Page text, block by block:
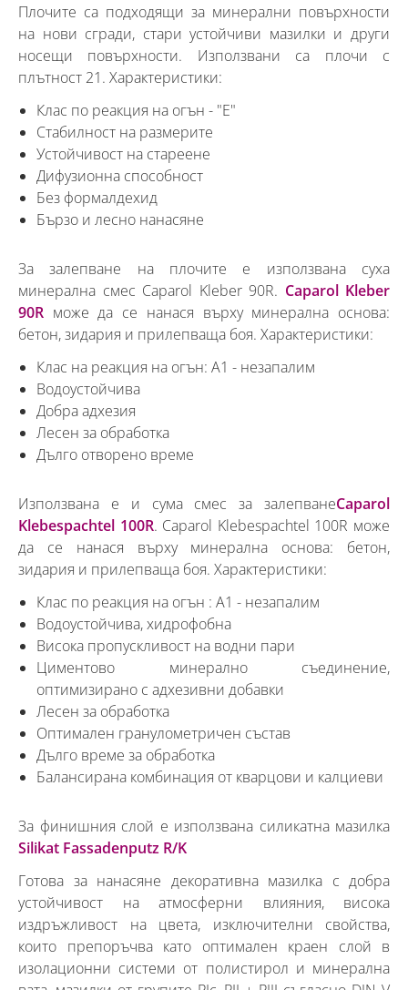
Плочите са подходящи за минерални повърхности
на нови сгради, стари устойчиви мазилки и други
носещи повърхности. Използвани са плочи с
плътност 21. Характеристики:
Клас по реакция на огън - "Е"
Стабилност на размерите
Устойчивост на стареене
Дифузионна способност
Без формалдехид
Бързо и лесно нанасяне
За залепване на плочите е използвана суха
минерална смес Caparol Kleber 90R. Caparol Kleber
90R може да се нанася върху минерална основа:
бетон, зидария и прилепваща боя. Характеристики:
Клас на реакция на огън: А1 - незапалим
Водоустойчива
Добра адхезия
Лесен за обработка
Дълго отворено време
Използвана е и сума смес за залепванеCaparol
Klebespachtel 100R. Caparol Klebespachtel 100R може
да се нанася върху минерална основа: бетон,
зидария и прилепваща боя. Характеристики:
Клас по реакция на огън : А1 - незапалим
Водоустойчива, хидрофобна
Висока пропускливост на водни пари
Циментово минерално съединение,
оптимизирано с адхезивни добавки
Лесен за обработка
Оптимален гранулометричен състав
Дълго време за обработка
Балансирана комбинация от кварцови и калциеви
За финишния слой е използвана силикатна мазилка
Silikat Fassadenputz R/K
Готова за нанасяне декоративна мазилка с добра
устойчивост на атмосферни влияния, висока
издръжливост на цвета, изключителни свойства,
които препоръчва като оптимален краен слой в
изолационни системи от полистирол и минерална